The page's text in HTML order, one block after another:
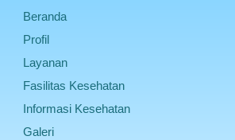
Beranda
Profil
Layanan
Fasilitas Kesehatan
Informasi Kesehatan
Galeri